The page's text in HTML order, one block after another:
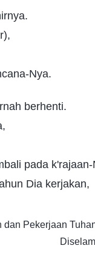
Nya.
berhenti.
pada k'rajaan-
Dia kerjakan,
Pekerjaan